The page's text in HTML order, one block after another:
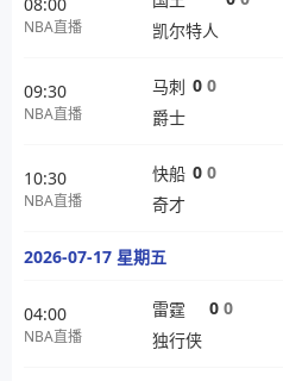
NBA直播
凯尔特人
09:30
NBA直播
马刺
爵士
0 0
10:30
NBA直播
快船
奇才
0 0
2026-07-17 星期五
04:00
NBA直播
雷霆
独行侠
0 0